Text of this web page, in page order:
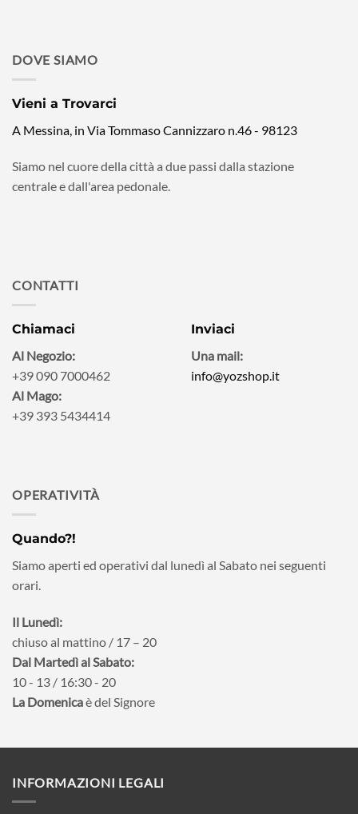
DOVE SIAMO
Vieni a Trovarci
A Messina, in Via Tommaso Cannizzaro n.46 - 98123
Siamo nel cuore della città a due passi dalla stazione
centrale e dall'area pedonale.
CONTATTI
Chiamaci
Al Negozio:
+39 090 7000462
Al Mago:
+39 393 5434414
Inviaci
Una mail:
info@yozshop.it
OPERATIVITÀ
Quando?!
Siamo aperti ed operativi dal lunedì al Sabato nei seguenti
orari.
Il Lunedì:
chiuso al mattino / 17 – 20
Dal Martedì al Sabato:
10 - 13 / 16:30 - 20
La Domenicaè del Signore
INFORMAZIONI LEGALI